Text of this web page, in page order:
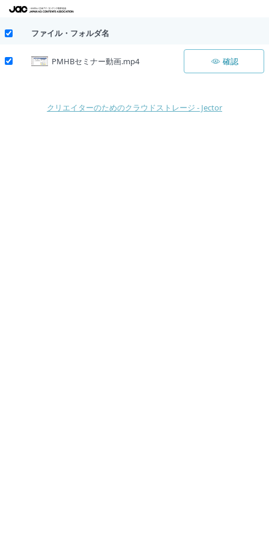
ファイル・フォルダ名
PMHBセミナー動画.mp4 確認
クリエイターのためのクラウドストレージ - Jector